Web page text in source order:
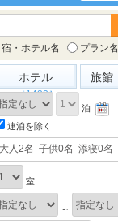
・ホテル名 プラン名
ホテル
［1432］
旅館
泊
連泊を除く
大人2名 子供0名 添寝0名
室
～